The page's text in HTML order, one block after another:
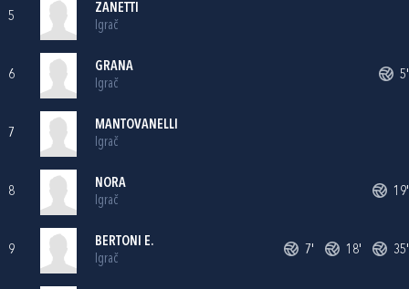
5
ZANETTI
Igrač
6
GRANA
Igrač
5'
7
MANTOVANELLI
Igrač
8
NORA
Igrač
19'
9
BERTONI E.
Igrač
7' 18' 35'